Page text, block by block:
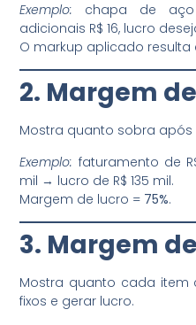
Exemplo: chapa de aço
adicionais R$ 16, lucro
O markup aplicado
2. Margem
Mostra quanto sobra após
Exemplo: faturamento de
mil → lucro de R$ 135 mil.
Margem de lucro = 75%.
3. Margem
Mostra quanto cada item
fixos e gerar lucro.